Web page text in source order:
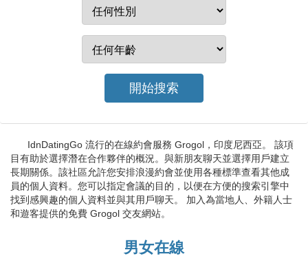
IdnDatingGo 流行的在線約會服務 Grogol，印度尼西亞。 該項
目有助於選擇潛在合作夥伴的概況。與新朋友聊天並選擇用戶建立
長期關係。該社區允許您安排浪漫約會並使用各種標準查看其他成
員的個人資料。您可以指定會議的目的，以便在方便的搜索引擎中
找到感興趣的個人資料並與其用戶聊天。 加入為當地人、外籍人士
和遊客提供的免費 Grogol 交友網站。
男女在線